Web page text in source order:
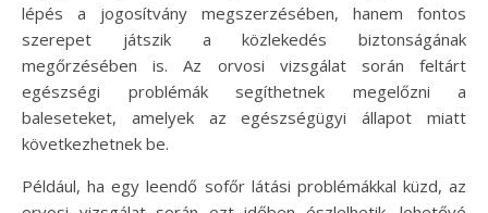
lépés a jogosítvány megszerzésében, hanem fontos
szerepet játszik a közlekedés biztonságának
megőrzésében is. Az orvosi vizsgálat során feltárt
egészségi problémák segíthetnek megelőzni a
baleseteket, amelyek az egészségügyi állapot miatt
következhetnek be.
Például, ha egy leendő sofőr látási problémákkal küzd, az